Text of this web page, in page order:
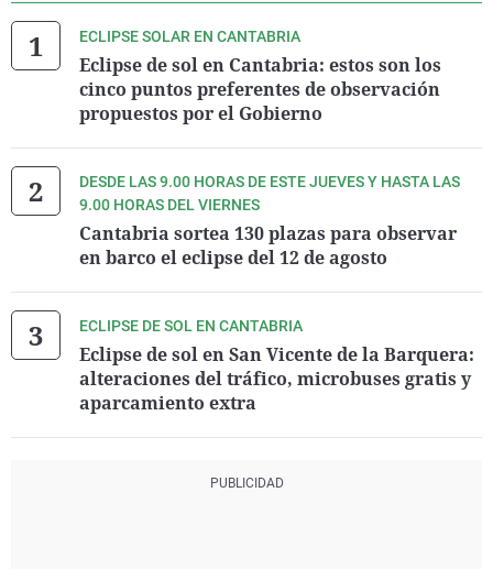
ECLIPSE SOLAR EN CANTABRIA
Eclipse de sol en Cantabria: estos son los
cinco puntos preferentes de observación
propuestos por el Gobierno
DESDE LAS 9.00 HORAS DE ESTE JUEVES Y HASTA LAS
9.00 HORAS DEL VIERNES
Cantabria sortea 130 plazas para observar
en barco el eclipse del 12 de agosto
ECLIPSE DE SOL EN CANTABRIA
Eclipse de sol en San Vicente de la Barquera:
alteraciones del tráfico, microbuses gratis y
aparcamiento extra